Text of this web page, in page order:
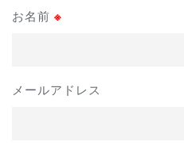
お名前 ※
メールアドレス